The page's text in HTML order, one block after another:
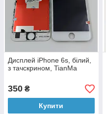
Дисплей iPhone 6s, білий,
з тачскрином, TianMa
350 ₴
Купити